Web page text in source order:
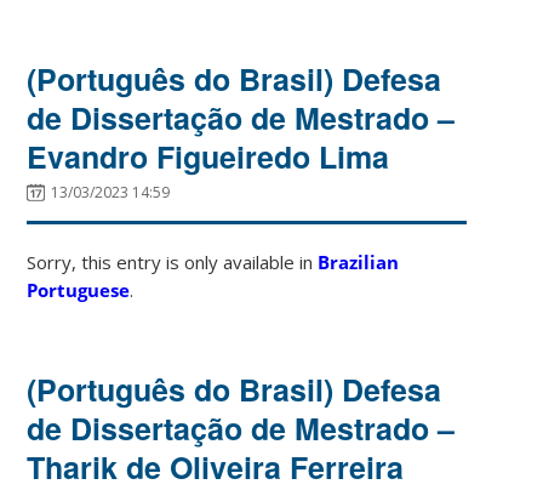
(Português do Brasil) Defesa
de Dissertação de Mestrado –
Evandro Figueiredo Lima
13/03/2023 14:59
Sorry, this entry is only available in Brazilian
Portuguese.
(Português do Brasil) Defesa
de Dissertação de Mestrado –
Tharik de Oliveira Ferreira